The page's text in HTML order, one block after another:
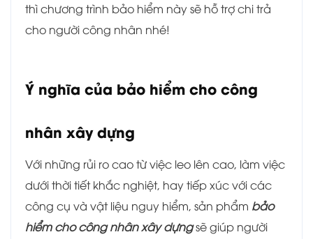
thì chương trình bảo hiểm này sẽ hỗ trợ chi trả
cho người công nhân nhé!
Ý nghĩa của bảo hiểm cho công
nhân xây dựng
Với những rủi ro cao từ việc leo lên cao, làm việc
dưới thời tiết khắc nghiệt, hay tiếp xúc với các
công cụ và vật liệu nguy hiểm, sản phẩm bảo
hiểm cho công nhân xây dựngsẽ giúp người